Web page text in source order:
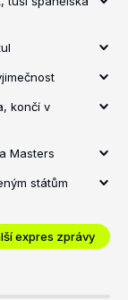
končí v
Masters
státům
expres zprávy